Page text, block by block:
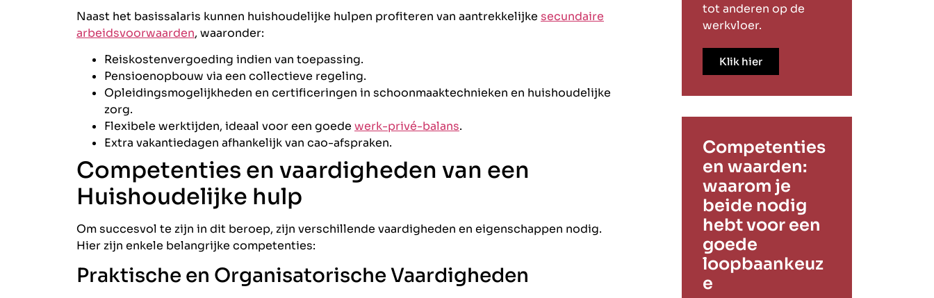
Naast het basissalaris kunnen huishoudelijke hulpen profiteren van aantrekkelijke secundaire
arbeidsvoorwaarden, waaronder:
Reiskostenvergoeding indien van toepassing.
Pensioenopbouw via een collectieve regeling.
Opleidingsmogelijkheden en certificeringen in schoonmaaktechnieken en huishoudelijke
zorg.
Flexibele werktijden, ideaal voor een goede werk-privé-balans.
Extra vakantiedagen afhankelijk van cao-afspraken.
Competenties en vaardigheden van een
Huishoudelijke hulp
Om succesvol te zijn in dit beroep, zijn verschillende vaardigheden en eigenschappen nodig.
Hier zijn enkele belangrijke competenties:
Praktische en Organisatorische Vaardigheden
tot anderen op de
werkvloer.
Klik hier
Competenties
en waarden:
waarom je
beide nodig
hebt voor een
goede
loopbaankeuz
e